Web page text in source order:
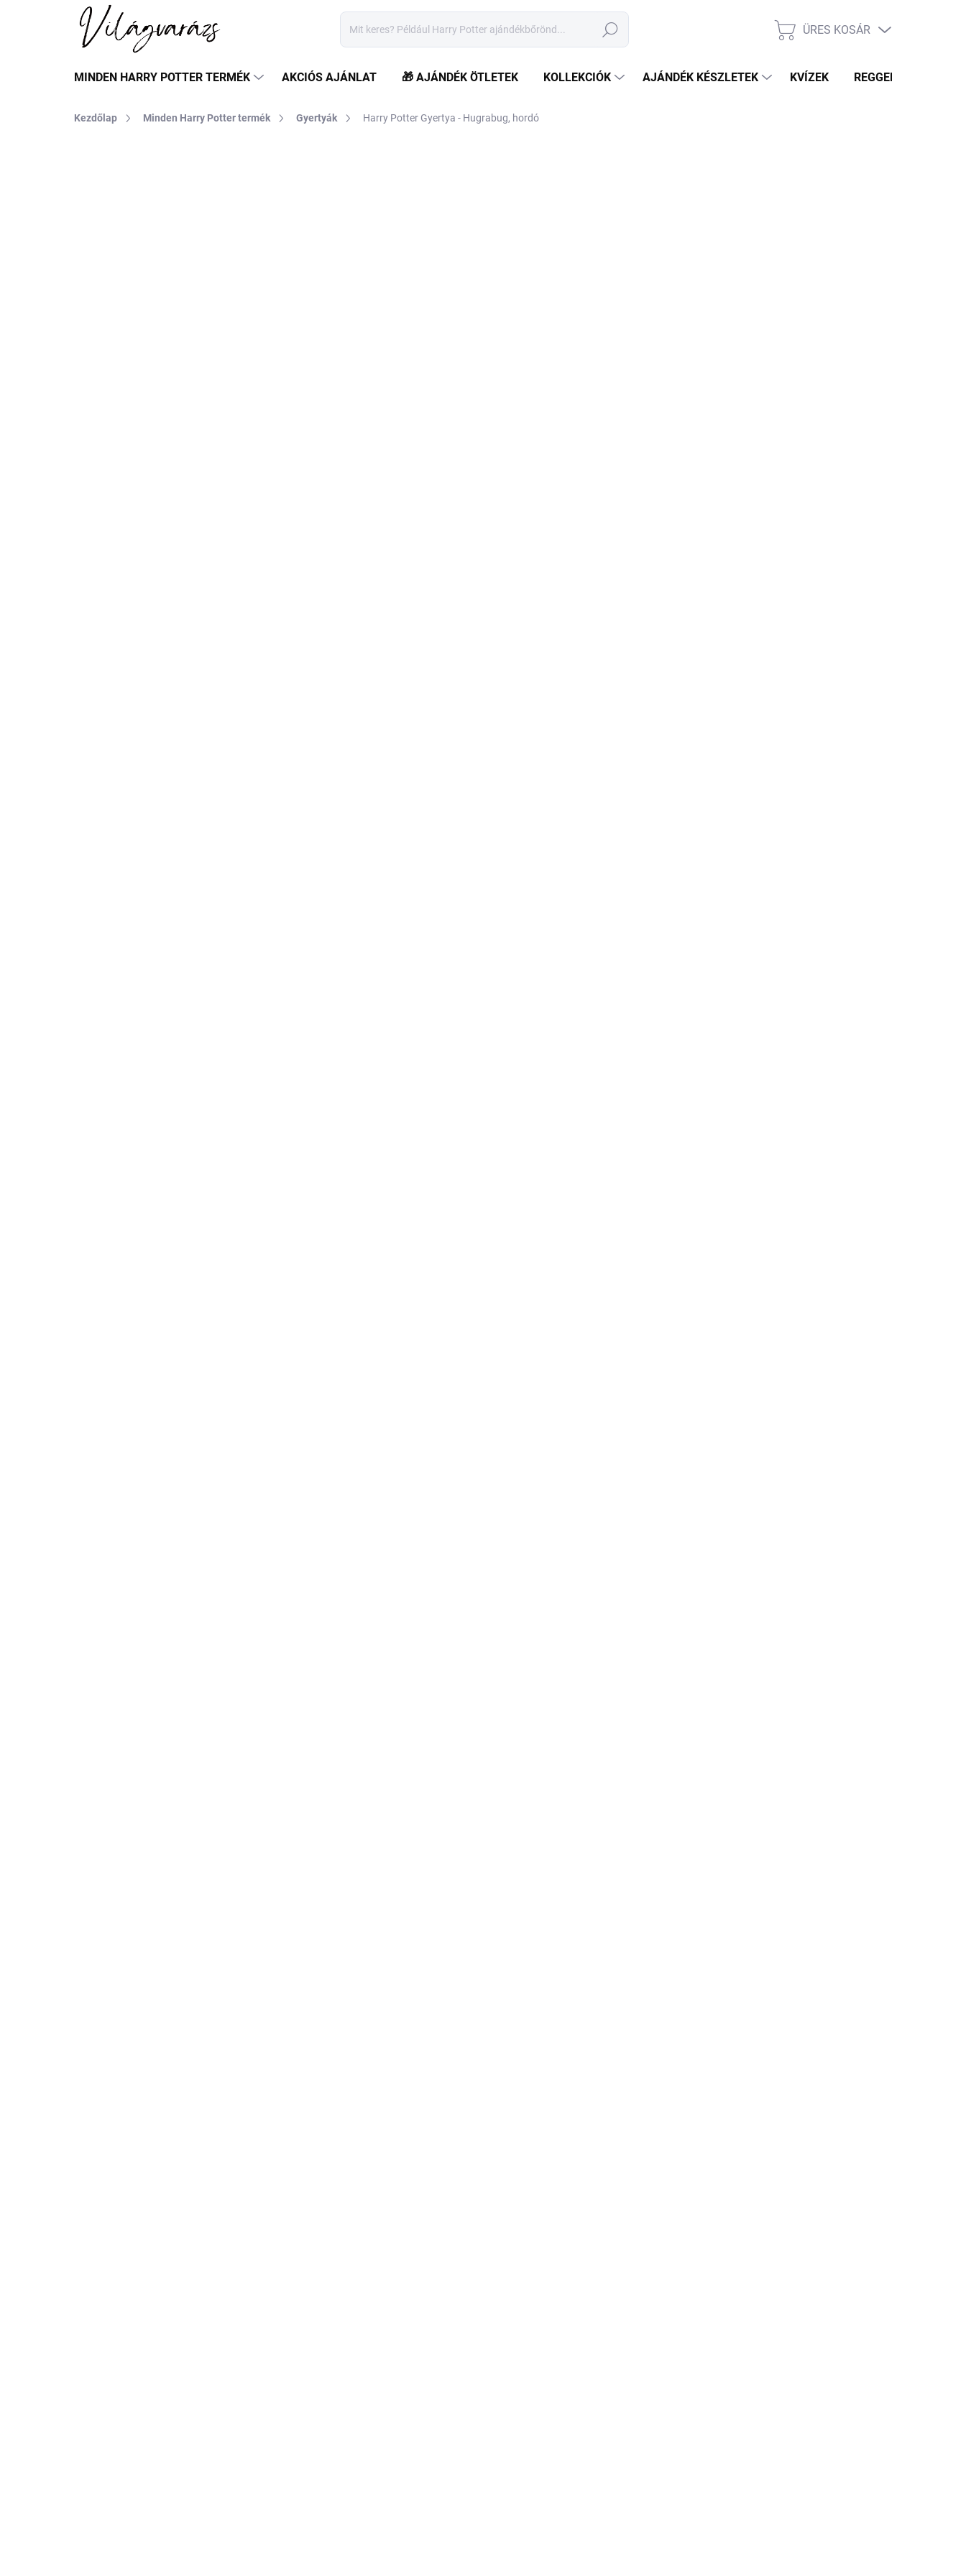
Keresés KOSÁR
ÜRES KOSÁR
MINDEN HARRY POTTER TERMÉK AKCIÓS AJÁNLAT 🎁 AJÁNDÉK ÖTLETEK KOLLEKCIÓK AJÁNDÉK KÉSZLETEK KVÍZEK REGGELI PRÓFÉTA
Kezdőlap Minden Harry Potter termék Gyertyák Harry Potter Gyertya - Hugrabug, hordó